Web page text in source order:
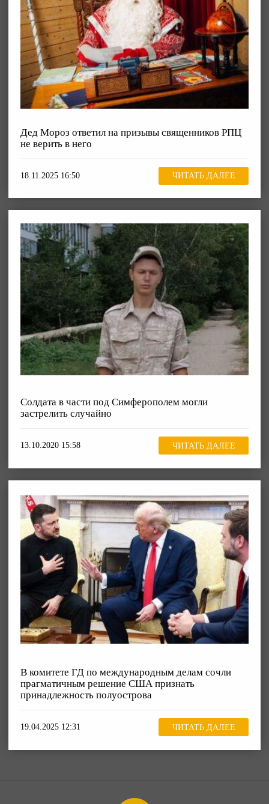
Дед Мороз ответил на призывы священников РПЦ
не верить в него
18.11.2025 16:50 ЧИТАТЬ ДАЛЕЕ
Солдата в части под Симферополем могли
застрелить случайно
13.10.2020 15:58 ЧИТАТЬ ДАЛЕЕ
В комитете ГД по международным делам сочли
прагматичным решение США признать
принадлежность полуострова
19.04.2025 12:31 ЧИТАТЬ ДАЛЕЕ